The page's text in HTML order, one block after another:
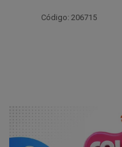
Código: 206715